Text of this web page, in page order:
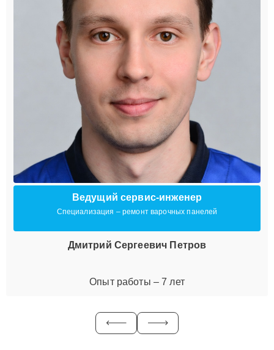
Ведущий сервис-инженер
Специализация – ремонт варочных панелей
Дмитрий Сергеевич Петров
Опыт работы – 7 лет